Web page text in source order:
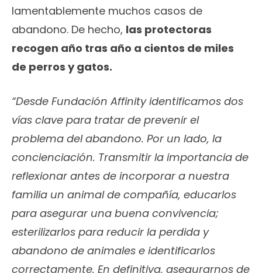
lamentablemente muchos casos de
abandono. De hecho, las protectoras
recogen año tras año a cientos de miles
de perros y gatos.
“Desde Fundación Affinity identificamos dos
vías clave para tratar de prevenir el
problema del abandono. Por un lado, la
concienciación. Transmitir la importancia de
reflexionar antes de incorporar a nuestra
familia un animal de compañía, educarlos
para asegurar una buena convivencia;
esterilizarlos para reducir la perdida y
abandono de animales e identificarlos
correctamente. En definitiva, asegurarnos de